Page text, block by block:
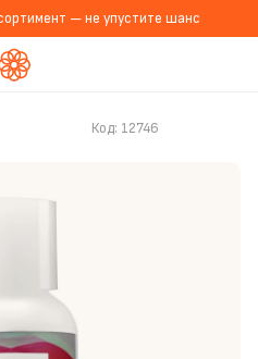
— не упустите шанс
Код: 12746